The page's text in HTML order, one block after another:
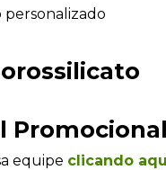
Promocional
equipe clicando